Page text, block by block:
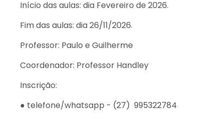
Início das aulas: dia Fevereiro de 2026.
Fim das aulas: dia 26/11/2026.
Professor: Paulo e Guilherme
Coordenador: Professor Handley
Inscrição:
● telefone/whatsapp - (27) 995322784